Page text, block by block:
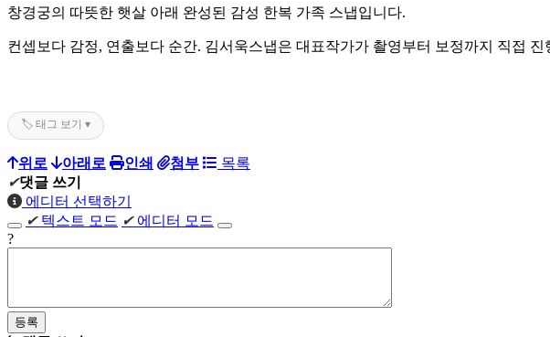
창경궁의 따뜻한 햇살 아래 완성된 감성 한복 가족 스냅입니다.
컨셉보다 감정, 연출보다 순간. 김서욱스냅은 대표작가가 촬영부터 보정까지 직접
🏷️ 태그 보기 ▾
위로 아래로 인쇄 첨부
목록
✔댓글 쓰기
에디터 선택하기
✔ 텍스트 모드 ✔ 에디터 모드
?